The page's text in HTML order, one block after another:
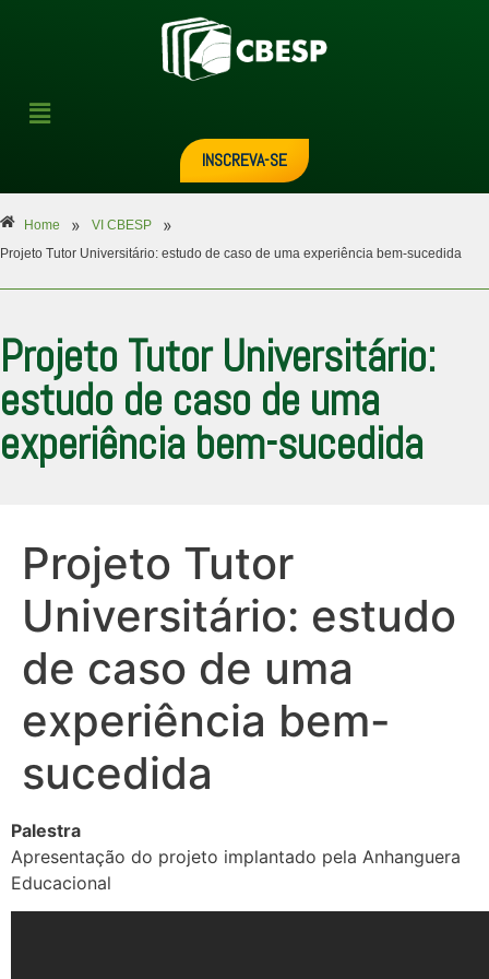
INSCREVA-SE
Home » VI CBESP »
Projeto Tutor Universitário: estudo de caso de uma experiência bem-sucedida
Projeto Tutor Universitário:
estudo de caso de uma
experiência bem-sucedida
Projeto Tutor
Universitário: estudo
de caso de uma
experiência bem-
sucedida
Palestra
Apresentação do projeto implantado pela Anhanguera
Educacional